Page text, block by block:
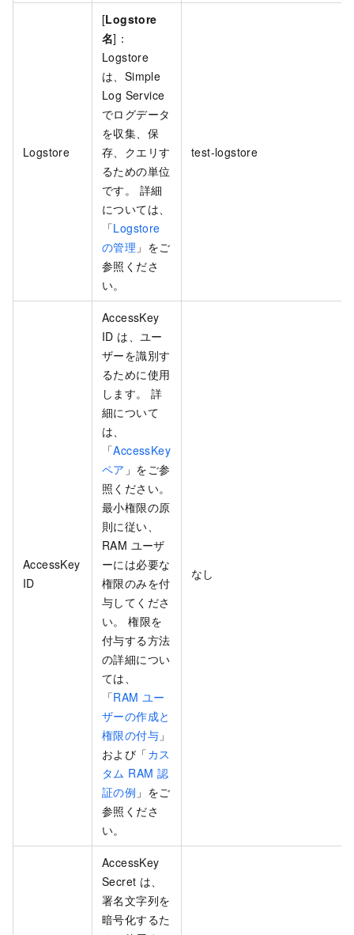
Logstore
[Logstore
名]：
Logstore
は、Simple
Log Service
でログデータ
を収集、保
存、クエリす
るための単位
です。 詳細
については、
「Logstore
の管理 」をご
参照くださ
い。
test-logstore
AccessKey
ID
AccessKey
ID は、ユー
ザーを識別す
るために使用
します。 詳
細について
は、
「AccessKey
ペア 」をご参
照ください。
最小権限の原
則に従い、
RAM ユーザ
ーには必要な
権限のみを付
与してくださ
い。 権限を
付与する方法
の詳細につい
ては、
「RAM ユー
ザーの作成と
権限の付与 」
および「カス
タム RAM 認
証の例 」をご
参照くださ
い。
なし
AccessKey
Secret は、
署名文字列を
暗号化するた